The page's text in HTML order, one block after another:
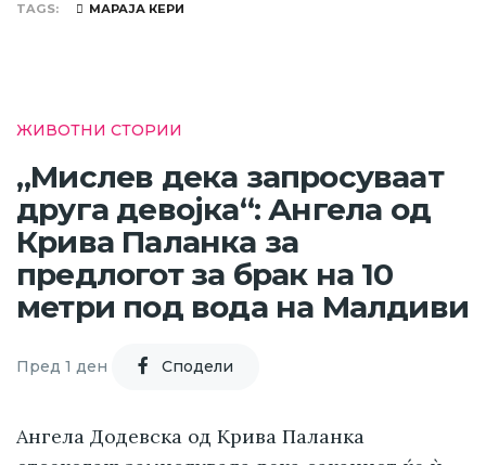
TAGS МАРАЈА КЕРИ
ЖИВОТНИ СТОРИИ
„Мислев дека запросуваат
друга девојка“: Ангела од
Крива Паланка за
предлогот за брак на 10
метри под вода на Малдиви
Пред 1 ден Cподели
Ангела Додевска од Крива Паланка